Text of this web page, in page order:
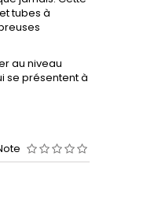
tubes à
au niveau
se présentent à